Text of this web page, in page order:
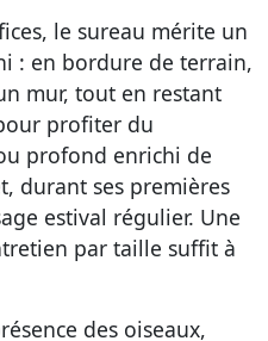
le sureau mérite un
: en bordure de terrain,
mur, tout en restant
profiter du
profond enrichi de
durant ses premières
estival régulier. Une
par taille suffit à
des oiseaux,